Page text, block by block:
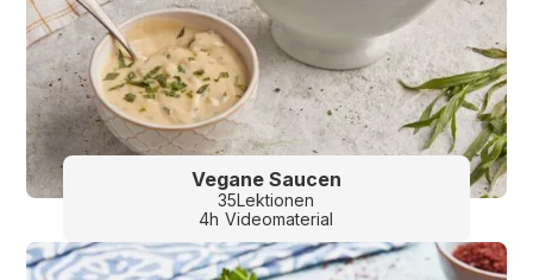
Vegane Saucen
35Lektionen
4h Videomaterial